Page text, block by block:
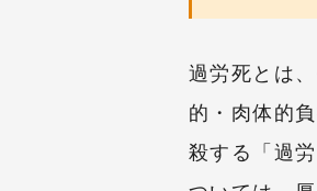
過労死とは
的・肉体的
殺する「過